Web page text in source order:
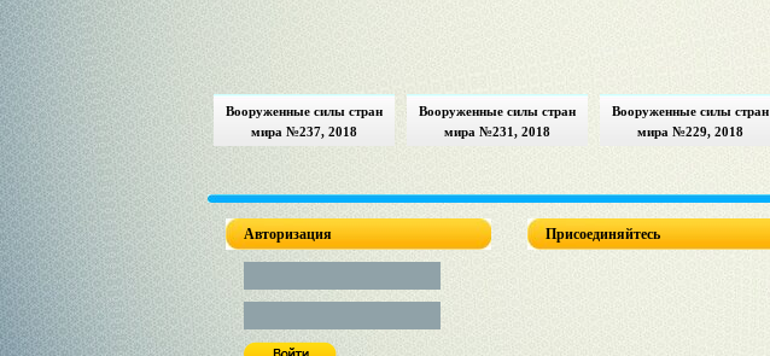
Вооруженные силы стран
мира №237, 2018
Вооруженные силы стран
мира №231, 2018
Вооруженные силы стран
мира №229, 2018
Авторизация Присоединяйтесь